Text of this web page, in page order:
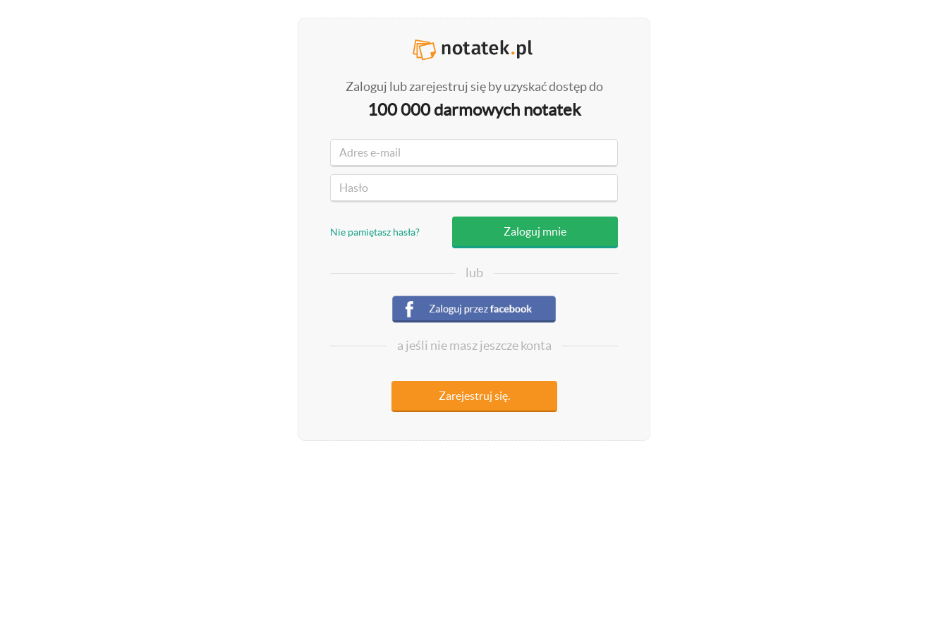
Zaloguj lub zarejestruj się by uzyskać dostęp do
100 000 darmowych notatek
Nie pamiętasz hasła?
lub
a jeśli nie masz jeszcze konta
Zarejestruj się.